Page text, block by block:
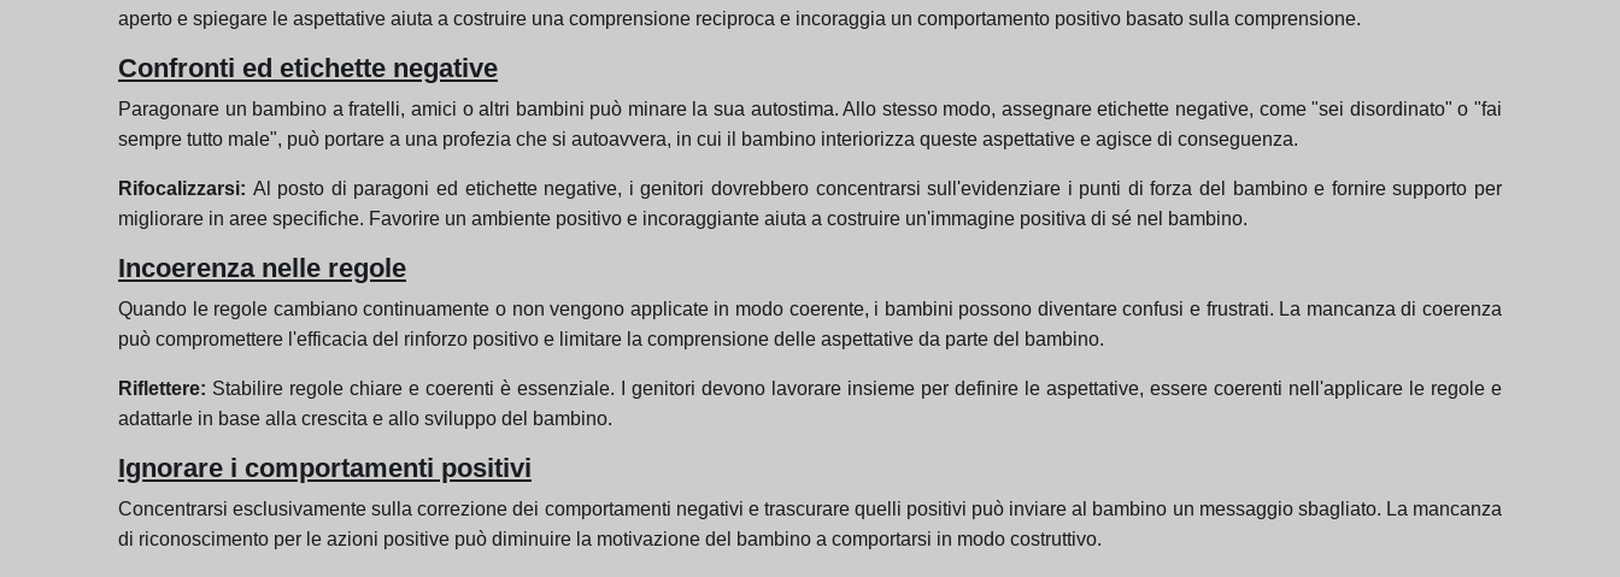
aperto e spiegare le aspettative aiuta a costruire una comprensione reciproca e incoraggia un comportamento positivo basato sulla comprensione.
Confronti ed etichette negative
Paragonare un bambino a fratelli, amici o altri bambini può minare la sua autostima. Allo stesso modo, assegnare etichette negative, come "sei disordinato" o "fai
sempre tutto male", può portare a una profezia che si autoavvera, in cui il bambino interiorizza queste aspettative e agisce di conseguenza.
Rifocalizzarsi: Al posto di paragoni ed etichette negative, i genitori dovrebbero concentrarsi sull'evidenziare i punti di forza del bambino e fornire supporto per
migliorare in aree specifiche. Favorire un ambiente positivo e incoraggiante aiuta a costruire un'immagine positiva di sé nel bambino.
Incoerenza nelle regole
Quando le regole cambiano continuamente o non vengono applicate in modo coerente, i bambini possono diventare confusi e frustrati. La mancanza di coerenza
può compromettere l'efficacia del rinforzo positivo e limitare la comprensione delle aspettative da parte del bambino.
Riflettere: Stabilire regole chiare e coerenti è essenziale. I genitori devono lavorare insieme per definire le aspettative, essere coerenti nell'applicare le regole e
adattarle in base alla crescita e allo sviluppo del bambino.
Ignorare i comportamenti positivi
Concentrarsi esclusivamente sulla correzione dei comportamenti negativi e trascurare quelli positivi può inviare al bambino un messaggio sbagliato. La mancanza
di riconoscimento per le azioni positive può diminuire la motivazione del bambino a comportarsi in modo costruttivo.